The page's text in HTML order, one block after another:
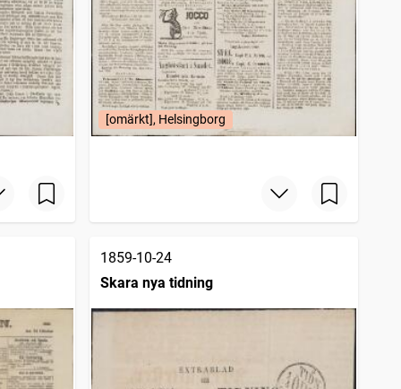
[omärkt], Helsingborg
1859-10-24
Skara nya tidning